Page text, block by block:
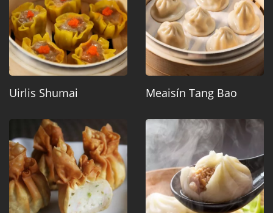
Uirlis Shumai Meaisín Tang Bao